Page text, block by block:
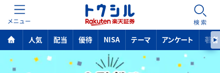
MENU 検索
人気 配当 優待 NISA テーマ アンケート 著者